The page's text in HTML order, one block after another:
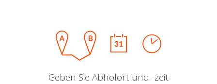
Geben Sie Abholort und -zeit